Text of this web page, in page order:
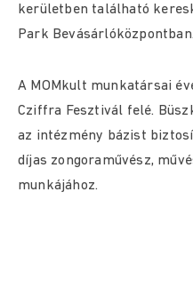
kerületben található
Park Bevásárlóközpontban.
A MOMkult munkatársai
Cziffra Fesztivál felé.
az intézmény bázist
díjas zongoraművész,
munkájához.